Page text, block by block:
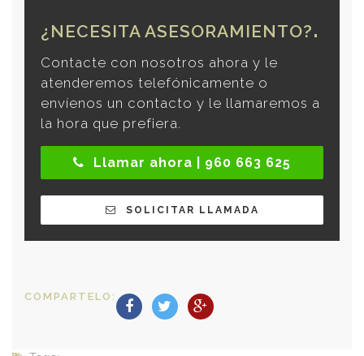
¿NECESITA ASESORAMIENTO?
Contacte con nosotros ahora y le
atenderemos telefónicamente o
envíenos un contacto y le llamaremos a
la hora que prefiera.
Llamar ahora | 960 663 625
SOLICITAR LLAMADA
COMPARTELO: